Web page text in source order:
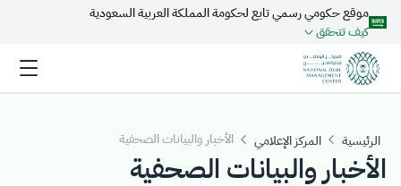
تخطي إلى المحتوى الرئيسي
موقع حكومي رسمي تابع لحكومة المملكة العربية السعودية
كيف تتحقق
الرئيسية المركز الإعلامي الأخبار والبيانات الصحفية
الأخبار والبيانات الصحفية